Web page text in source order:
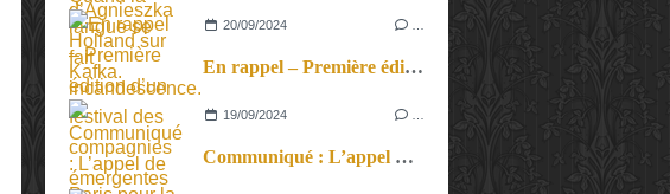
20/09/2024
En rappel – Première édition d’un festival des compagnies émergentes franciliennes.
19/09/2024
Communiqué : L’appel de Paris pour la paix au Proche-Orient lancé par des militants pacifistes palestiniens et israéliens lancé par les Guerrières de la Paix au Théâtre de la Colline